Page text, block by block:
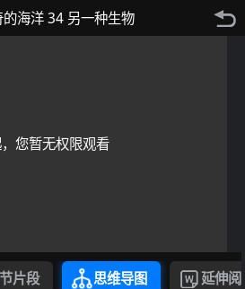
的海洋 34 另一种生物
您暂无权限观看
片段 思维导图 延伸